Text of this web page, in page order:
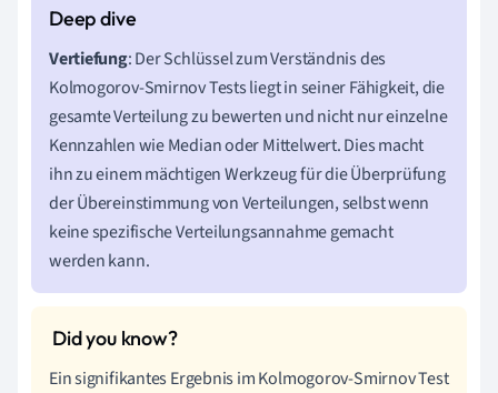
Vertiefung: Der Schlüssel zum Verständnis des
Kolmogorov-Smirnov Tests liegt in seiner Fähigkeit, die
gesamte Verteilung zu bewerten und nicht nur einzelne
Kennzahlen wie Median oder Mittelwert. Dies macht
ihn zu einem mächtigen Werkzeug für die Überprüfung
der Übereinstimmung von Verteilungen, selbst wenn
keine spezifische Verteilungsannahme gemacht
werden kann.
Ein signifikantes Ergebnis im Kolmogorov-Smirnov Test